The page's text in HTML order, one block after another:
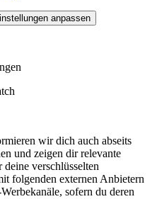
anpassen
wir dich auch abseits
und zeigen dir relevante
verschlüsselten
folgenden externen Anbietern
sofern du deren